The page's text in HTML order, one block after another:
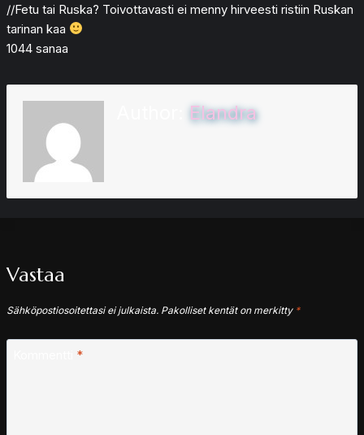
//Fetu tai Ruska? Toivottavasti ei menny hirveesti ristiin Ruskan
tarinan kaa
1044 sanaa
Elandra
Vastaa
Sähköpostiosoitettasi ei julkaista. Pakolliset kentät on merkitty *
*